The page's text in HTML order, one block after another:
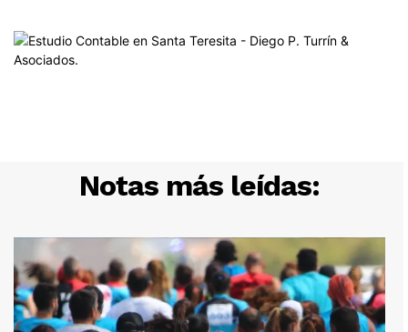
Notas más leídas: